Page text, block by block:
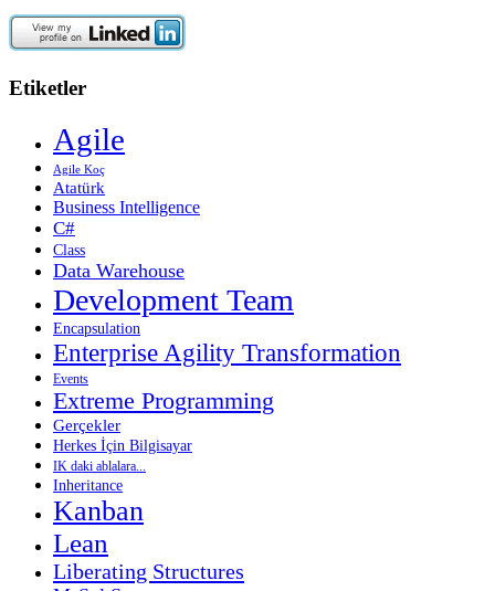
Etiketler
Agile
Agile Koç
Atatürk
Business Intelligence
C#
Class
Data Warehouse
Development Team
Encapsulation
Enterprise Agility Transformation
Events
Extreme Programming
Gerçekler
Herkes İçin Bilgisayar
IK daki ablalara...
Inheritance
Kanban
Lean
Liberating Structures